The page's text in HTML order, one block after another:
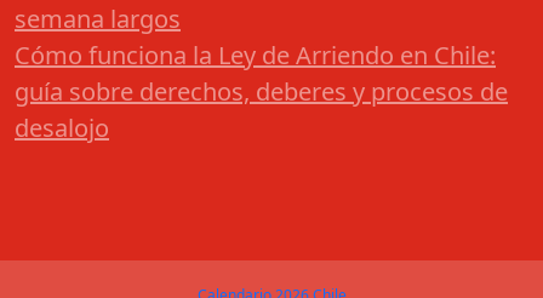
semana largos
Cómo funciona la Ley de Arriendo en Chile:
guía sobre derechos, deberes y procesos de
desalojo